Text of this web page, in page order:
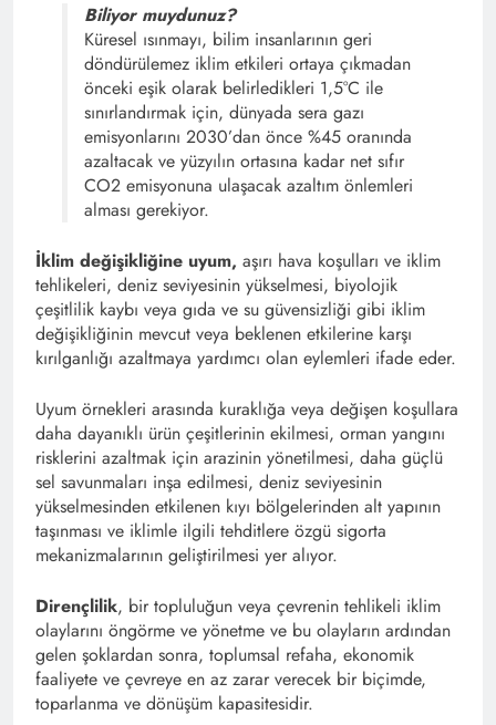
Biliyor muydunuz?
Küresel ısınmayı, bilim insanlarının geri
döndürülemez iklim etkileri ortaya çıkmadan
önceki eşik olarak belirledikleri 1,5°C ile
sınırlandırmak için, dünyada sera gazı
emisyonlarını 2030’dan önce %45 oranında
azaltacak ve yüzyılın ortasına kadar net sıfır
CO2 emisyonuna ulaşacak azaltım önlemleri
alması gerekiyor.
İklim değişikliğine uyum, aşırı hava koşulları ve iklim
tehlikeleri, deniz seviyesinin yükselmesi, biyolojik
çeşitlilik kaybı veya gıda ve su güvensizliği gibi iklim
değişikliğinin mevcut veya beklenen etkilerine karşı
kırılganlığı azaltmaya yardımcı olan eylemleri ifade eder.
Uyum örnekleri arasında kuraklığa veya değişen koşullara
daha dayanıklı ürün çeşitlerinin ekilmesi, orman yangını
risklerini azaltmak için arazinin yönetilmesi, daha güçlü
sel savunmaları inşa edilmesi, deniz seviyesinin
yükselmesinden etkilenen kıyı bölgelerinden alt yapının
taşınması ve iklimle ilgili tehditlere özgü sigorta
mekanizmalarının geliştirilmesi yer alıyor.
Dirençlilik, bir topluluğun veya çevrenin tehlikeli iklim
olaylarını öngörme ve yönetme ve bu olayların ardından
gelen şoklardan sonra, toplumsal refaha, ekonomik
faaliyete ve çevreye en az zarar verecek bir biçimde,
toparlanma ve dönüşüm kapasitesidir.